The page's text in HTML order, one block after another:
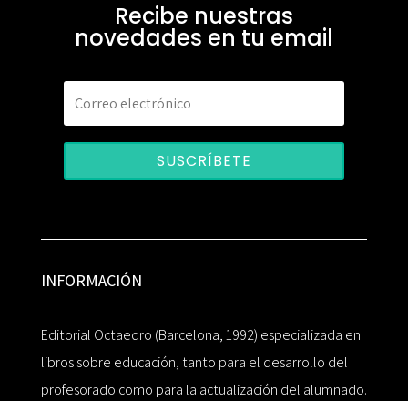
Recibe nuestras
novedades en tu email
SUSCRÍBETE
INFORMACIÓN
Editorial Octaedro (Barcelona, 1992) especializada en
libros sobre educación, tanto para el desarrollo del
profesorado como para la actualización del alumnado.